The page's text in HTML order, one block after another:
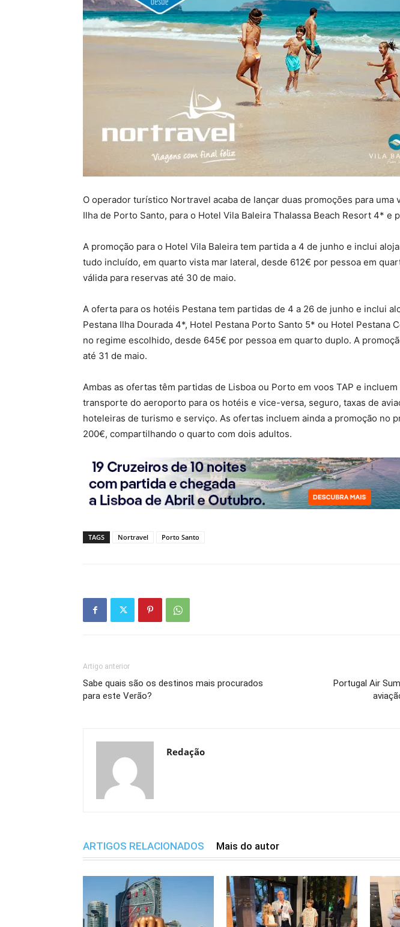
O operador turístico Nortravel acaba de lançar duas promoções para uma
Ilha de Porto Santo, para o Hotel Vila Baleira Thalassa Beach Resort 4* e
A promoção para o Hotel Vila Baleira tem partida a 4 de junho e inclui
tudo incluído, em quarto vista mar lateral, desde 612€ por pessoa em
válida para reservas até 30 de maio.
A oferta para os hotéis Pestana tem partidas de 4 a 26 de junho e inclui
Pestana Ilha Dourada 4*, Hotel Pestana Porto Santo 5* ou Hotel Pestana
no regime escolhido, desde 645€ por pessoa em quarto duplo. A
até 31 de maio.
Ambas as ofertas têm partidas de Lisboa ou Porto em voos TAP e
transporte do aeroporto para os hotéis e vice-versa, seguro, taxas de
hoteleiras de turismo e serviço. As ofertas incluem ainda a promoção no
200€, compartilhando o quarto com dois adultos.
TAGS Nortravel Porto Santo
Artigo anterior
Sabe quais são os destinos mais procurados
para este Verão?
Portugal Air
Redação
ARTIGOS RELACIONADOS Mais do autor